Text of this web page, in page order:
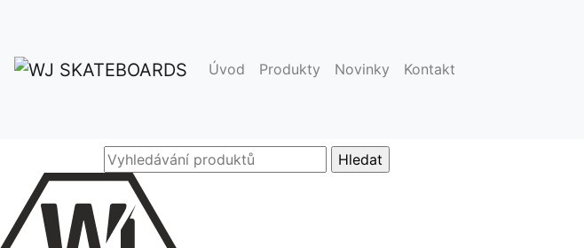
Úvod Produkty Novinky
Kontakt